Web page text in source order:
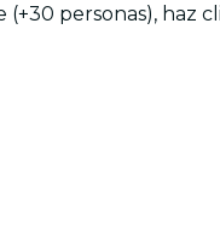
personas), haz